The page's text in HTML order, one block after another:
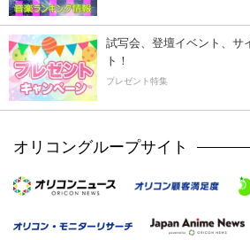
試写会、登壇イベント、サ
ト！
プレゼント特集
オリコングループサイト